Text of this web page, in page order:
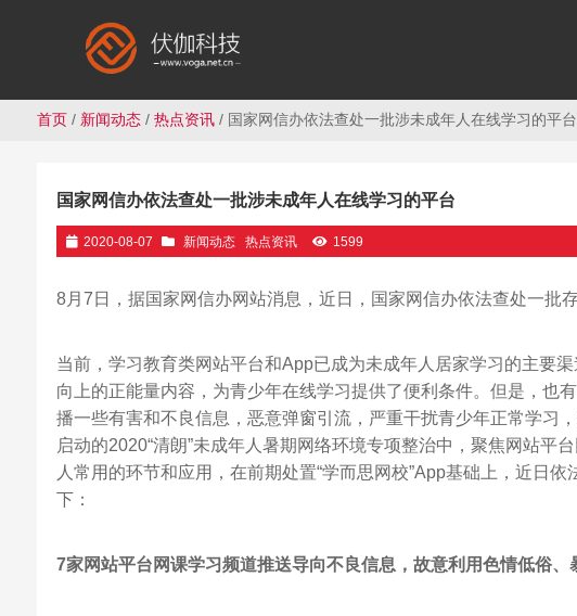
首页/ 新闻动态/ 热点资讯/ 国家网信办依法查处一批涉未成年人在线学习的平台
国家网信办依法查处一批涉未成年人在线学习的平台
2020-08-07 新闻动态 热点资讯 1599
8月7日，据国家网信办网站消息，近日，国家网信办依法查处一批
当前，学习教育类网站平台和App已成为未成年人居家学习的主要
向上的正能量内容，为青少年在线学习提供了便利条件。但是，也
播一些有害和不良信息，恶意弹窗引流，严重干扰青少年正常学习
启动的2020“清朗”未成年人暑期网络环境专项整治中，聚焦网站
人常用的环节和应用，在前期处置“学而思网校”App基础上，近日
下：
7家网站平台网课学习频道推送导向不良信息，故意利用色情低俗、